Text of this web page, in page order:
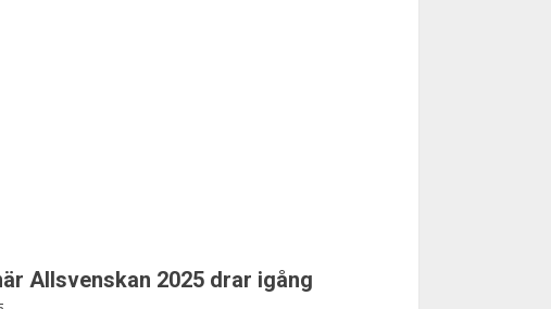
Allsvenskan 2025 drar igång